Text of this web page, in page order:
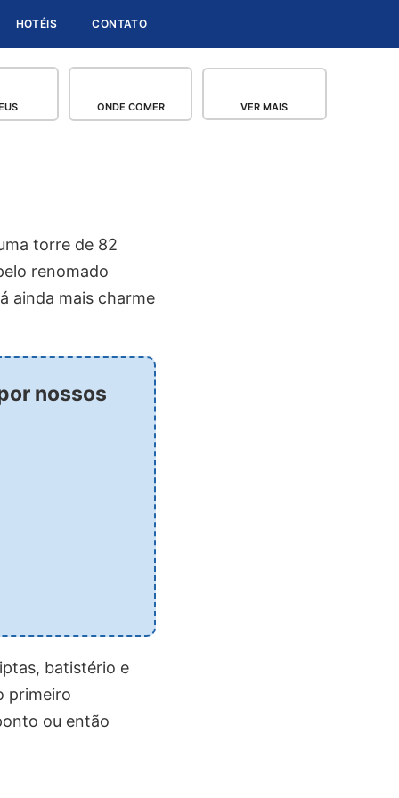
HOTÉIS CONTATO
ONDE COMER VER MAIS
torre de 82
renomado
ainda mais charme
nossos
batistério e
primeiro
ou então